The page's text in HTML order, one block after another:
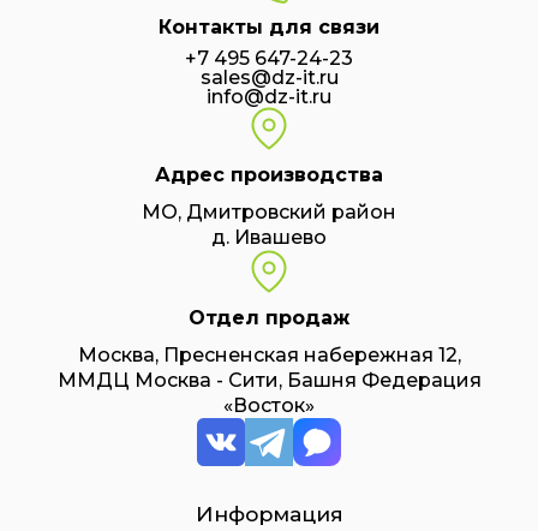
Контакты для связи
+7 495 647-24-23
sales@dz-it.ru
info@dz-it.ru
Адрес производства
МО, Дмитровский район
д. Ивашево
Отдел продаж
Москва, Пресненская набережная 12,
ММДЦ Москва - Сити, Башня Федерация
«Восток»
Информация